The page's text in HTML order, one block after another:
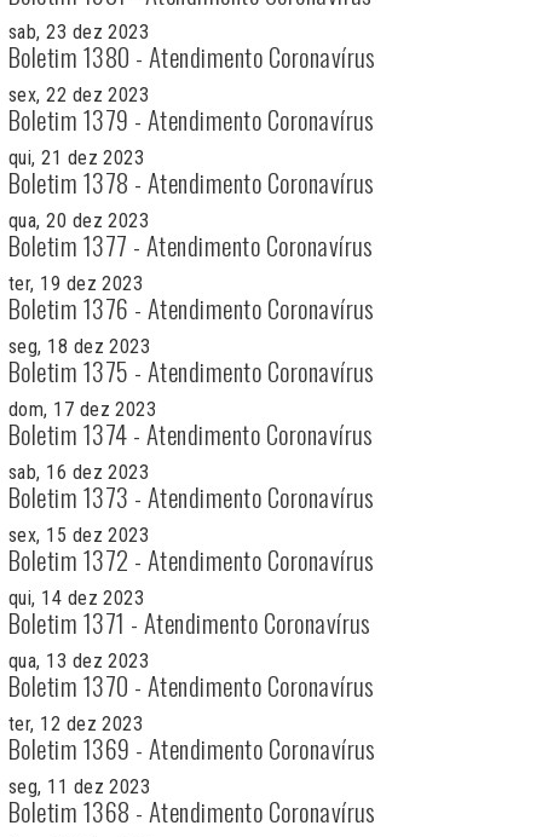
sab, 23 dez 2023
Boletim 1380 - Atendimento Coronavírus
sex, 22 dez 2023
Boletim 1379 - Atendimento Coronavírus
qui, 21 dez 2023
Boletim 1378 - Atendimento Coronavírus
qua, 20 dez 2023
Boletim 1377 - Atendimento Coronavírus
ter, 19 dez 2023
Boletim 1376 - Atendimento Coronavírus
seg, 18 dez 2023
Boletim 1375 - Atendimento Coronavírus
dom, 17 dez 2023
Boletim 1374 - Atendimento Coronavírus
sab, 16 dez 2023
Boletim 1373 - Atendimento Coronavírus
sex, 15 dez 2023
Boletim 1372 - Atendimento Coronavírus
qui, 14 dez 2023
Boletim 1371 - Atendimento Coronavírus
qua, 13 dez 2023
Boletim 1370 - Atendimento Coronavírus
ter, 12 dez 2023
Boletim 1369 - Atendimento Coronavírus
seg, 11 dez 2023
Boletim 1368 - Atendimento Coronavírus